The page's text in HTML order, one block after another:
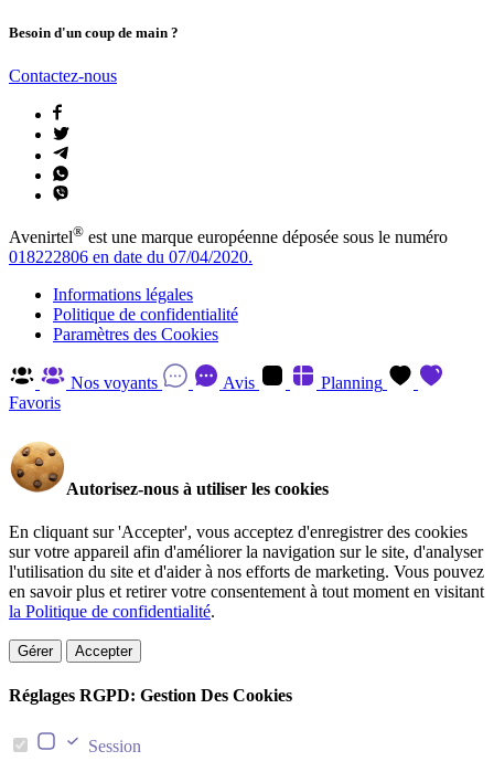
Besoin d'un coup de main ?
Contactez-nous
Avenirtel® est une marque européenne déposée sous le numéro
018222806 en date du 07/04/2020.
Informations légales
Politique de confidentialité
Paramètres des Cookies
Nos voyants Avis
Planning
Favoris
Autorisez-nous à utiliser les cookies
En cliquant sur 'Accepter', vous acceptez d'enregistrer des cookies
sur votre appareil afin d'améliorer la navigation sur le site, d'analyser
l'utilisation du site et d'aider à nos efforts de marketing. Vous pouvez
en savoir plus et retirer votre consentement à tout moment en visitant
la Politique de confidentialité.
Gérer Accepter
Réglages RGPD: Gestion Des Cookies
Session